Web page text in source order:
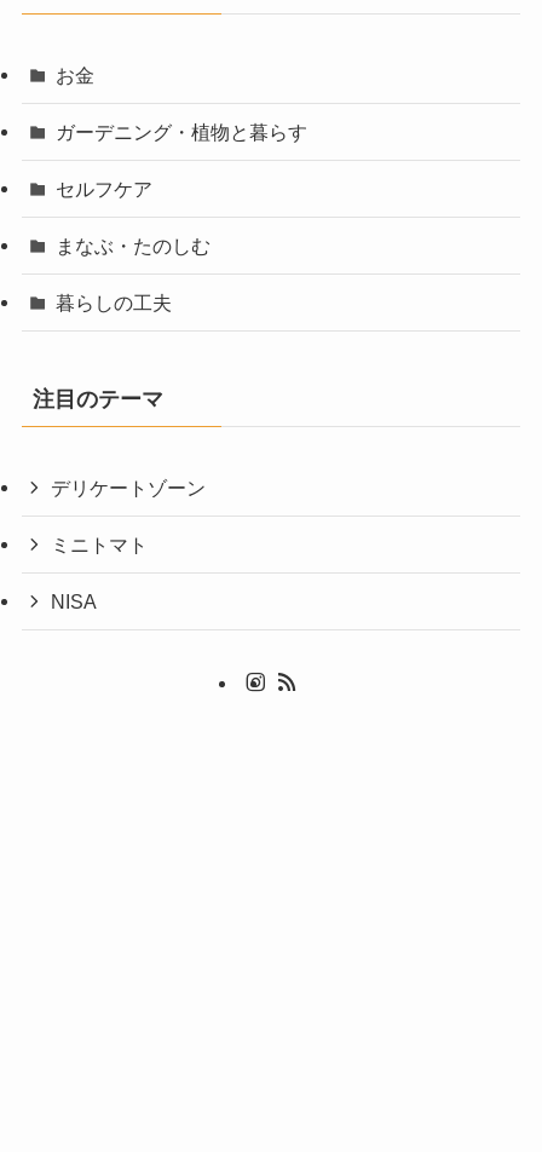
お金
ガーデニング・植物と暮らす
セルフケア
まなぶ・たのしむ
暮らしの工夫
注目のテーマ
デリケートゾーン
ミニトマト
NISA